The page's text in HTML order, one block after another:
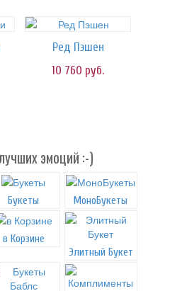
Ред Пэшен
10 760 руб.
эмоций :-)
Букеты МоноБукеты
в Корзине
Элитный Букет